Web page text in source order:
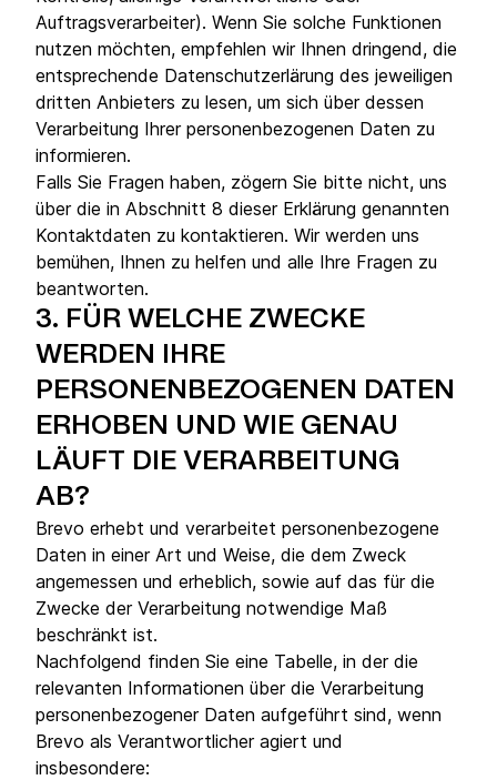
Auftragsverarbeiter). Wenn Sie solche Funktionen
nutzen möchten, empfehlen wir Ihnen dringend, die
entsprechende Datenschutzerlärung des jeweiligen
dritten Anbieters zu lesen, um sich über dessen
Verarbeitung Ihrer personenbezogenen Daten zu
informieren.
Falls Sie Fragen haben, zögern Sie bitte nicht, uns
über die in Abschnitt 8 dieser Erklärung genannten
Kontaktdaten zu kontaktieren. Wir werden uns
bemühen, Ihnen zu helfen und alle Ihre Fragen zu
beantworten.
3. FÜR WELCHE ZWECKE
WERDEN IHRE
PERSONENBEZOGENEN DATEN
ERHOBEN UND WIE GENAU
LÄUFT DIE VERARBEITUNG
AB?
Brevo erhebt und verarbeitet personenbezogene
Daten in einer Art und Weise, die dem Zweck
angemessen und erheblich, sowie auf das für die
Zwecke der Verarbeitung notwendige Maß
beschränkt ist.
Nachfolgend finden Sie eine Tabelle, in der die
relevanten Informationen über die Verarbeitung
personenbezogener Daten aufgeführt sind, wenn
Brevo als Verantwortlicher agiert und
insbesondere: